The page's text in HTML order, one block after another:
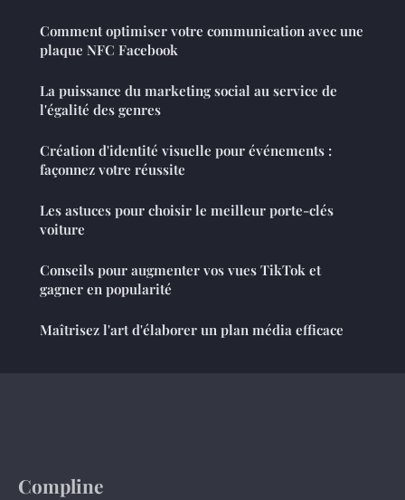
Comment optimiser votre communication avec une
plaque NFC Facebook
La puissance du marketing social au service de
l'égalité des genres
Création d'identité visuelle pour événements :
façonnez votre réussite
Les astuces pour choisir le meilleur porte-clés
voiture
Conseils pour augmenter vos vues TikTok et
gagner en popularité
Maîtrisez l'art d'élaborer un plan média efficace
Compline